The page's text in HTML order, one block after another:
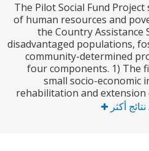
The Pilot Social Fund
of human resources
the Country
disadvantaged
community-
four components.
small socio-
rehabilitation and